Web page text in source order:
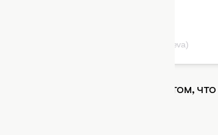
shared by Alena Vodonaeva (@alenavodonaeva)
обсуждают новость о том, что